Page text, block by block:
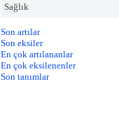
Sağlık
Son artılar
Son eksiler
En çok artılananlar
En çok eksilenenler
Son tanımlar